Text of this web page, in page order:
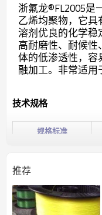
浙氟龙®FL2005是
乙烯均聚物，它
溶剂优良的化学稳
高耐磨性、耐候
体的低渗透性，容
融加工。非常适用
技术规格
规格标准
熔体流动速率
二次熔点（℃）
推荐